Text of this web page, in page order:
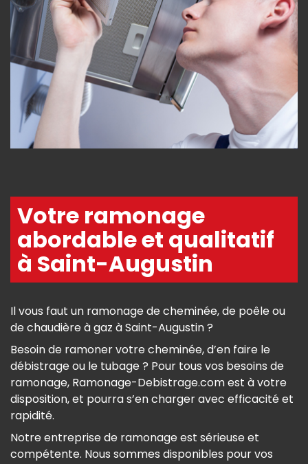
Votre ramonage
abordable et qualitatif
à Saint-Augustin
Il vous faut un ramonage de cheminée, de poêle ou
de chaudière à gaz à Saint-Augustin ?
Besoin de ramoner votre cheminée, d’en faire le
débistrage ou le tubage ? Pour tous vos besoins de
ramonage, Ramonage-Debistrage.com est à votre
disposition, et pourra s’en charger avec efficacité et
rapidité.
Notre entreprise de ramonage est sérieuse et
compétente. Nous sommes disponibles pour vos